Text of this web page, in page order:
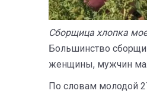
Сборщица хлопка
Большинство
женщины, мужчин
По словам молодой